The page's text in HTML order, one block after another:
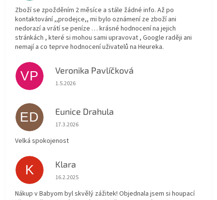
Zboží se zpožděním 2 měsíce a stále žádné info. Až po
kontaktování ,,prodejce,, mi bylo oznámení ze zboží ani
nedorazí a vrátí se peníze … krásné hodnocení na jejich
stránkách , které si mohou sami upravovat , Google raději ani
nemají a co teprve hodnocení uživatelů na Heureka.
VP Veronika Pavlíčková
Hodnocení obchodu je 5 z 5 hvězdiček.
1.5.2026
ED Eunice Drahula
Hodnocení obchodu je 5 z 5 hvězdiček.
17.3.2026
Velká spokojenost
K Klara
Hodnocení obchodu je 5 z 5 hvězdiček.
16.2.2025
Nákup v Babyom byl skvělý zážitek! Objednala jsem si houpací